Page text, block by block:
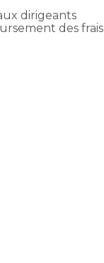
dirigeants
des frais